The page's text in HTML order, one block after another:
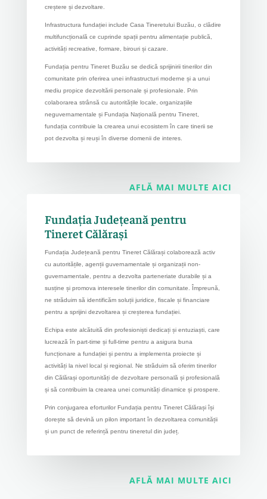
creștere și dezvoltare.
Infrastructura fundației include Casa Tineretului Buzău, o clădire
multifuncțională ce cuprinde spații pentru alimentație publică,
activități recreative, formare, birouri și cazare.
Fundația pentru Tineret Buzău se dedică sprijinirii tinerilor din
comunitate prin oferirea unei infrastructuri moderne și a unui
mediu propice dezvoltării personale și profesionale. Prin
colaborarea strânsă cu autoritățile locale, organizațiile
neguvernamentale și Fundația Națională pentru Tineret,
fundația contribuie la crearea unui ecosistem în care tinerii se
pot dezvolta și reuși în diverse domenii de interes.
AFLĂ MAI MULTE AICI
Fundația Județeană pentru
Tineret Călărași
Fundația Județeană pentru Tineret Călărași colaborează activ
cu autoritățile, agenții guvernamentale și organizații non-
guvernamentale, pentru a dezvolta parteneriate durabile și a
susține și promova interesele tinerilor din comunitate. Împreună,
ne străduim să identificăm soluții juridice, fiscale și financiare
pentru a sprijini dezvoltarea și creșterea fundației.
Echipa este alcătuită din profesioniști dedicați și entuziaști, care
lucrează în part-time și full-time pentru a asigura buna
funcționare a fundației și pentru a implementa proiecte și
activități la nivel local și regional. Ne străduim să oferim tinerilor
din Călărași oportunități de dezvoltare personală și profesională
și să contribuim la crearea unei comunități dinamice și prospere.
Prin conjugarea eforturilor Fundația pentru Tineret Călărași își
dorește să devină un pilon important în dezvoltarea comunității
și un punct de referință pentru tineretul din județ.
AFLĂ MAI MULTE AICI